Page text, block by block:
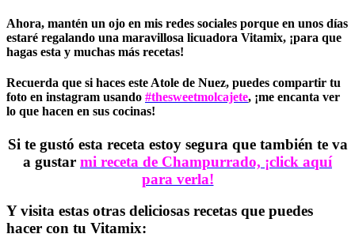
Ahora, mantén un ojo en mis redes sociales porque en unos días
estaré regalando una maravillosa licuadora Vitamix, ¡para que
hagas esta y muchas más recetas!
Recuerda que si haces este Atole de Nuez, puedes compartir tu
foto en instagram usando #thesweetmolcajete, ¡me encanta ver
lo que hacen en sus cocinas!
Si te gustó esta receta estoy segura que también te va
a gustar mi receta de Champurrado, ¡click aquí
para verla!
Y visita estas otras deliciosas recetas que puedes
hacer con tu Vitamix: